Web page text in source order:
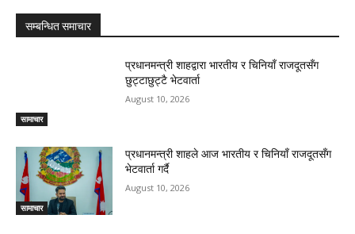
सम्बन्धित समाचार
सामाचार
प्रधानमन्त्री शाहद्वारा भारतीय र चिनियाँ राजदूतसँग
छुट्टाछुट्टै भेटवार्ता
August 10, 2026
सामाचार
प्रधानमन्त्री शाहले आज भारतीय र चिनियाँ राजदूतसँग
भेटवार्ता गर्दै
August 10, 2026